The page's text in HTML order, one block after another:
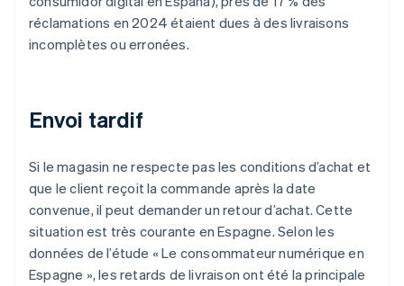
réclamations en 2024 étaient dues à des livraisons
incomplètes ou erronées.
Envoi tardif
Si le magasin ne respecte pas les conditions d’achat et
que le client reçoit la commande après la date
convenue, il peut demander un retour d’achat. Cette
situation est très courante en Espagne. Selon les
données de l’étude « Le consommateur numérique en
Espagne », les retards de livraison ont été la principale